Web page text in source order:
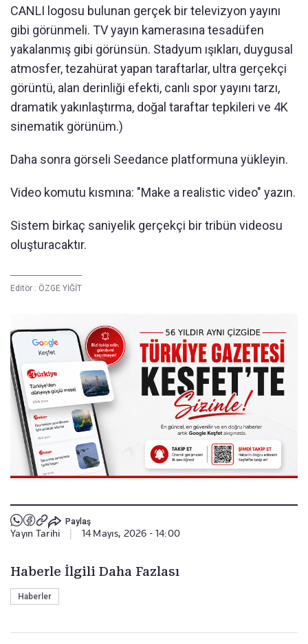
CANLI logosu bulunan gerçek bir televizyon yayını
gibi görünmeli. TV yayın kamerasına tesadüfen
yakalanmış gibi görünsün. Stadyum ışıkları, duygusal
atmosfer, tezahürat yapan taraftarlar, ultra gerçekçi
görüntü, alan derinliği efekti, canlı spor yayını tarzı,
dramatik yakınlaştırma, doğal taraftar tepkileri ve 4K
sinematik görünüm.)
Daha sonra görseli Seedance platformuna yükleyin.
Video komutu kısmına: "Make a realistic video" yazın.
Sistem birkaç saniyelik gerçekçi bir tribün videosu
oluşturacaktır.
Editör : ÖZGE YİĞİT
Paylaş
Yayın Tarihi 14 Mayıs, 2026 - 14:00
Haberle İlgili Daha Fazlası
Haberler